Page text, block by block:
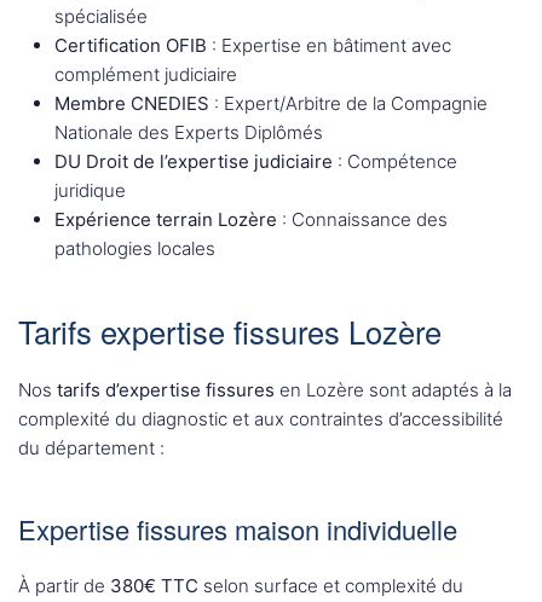
spécialisée
Certification OFIB : Expertise en bâtiment avec
complément judiciaire
Membre CNEDIES : Expert/Arbitre de la Compagnie
Nationale des Experts Diplômés
DU Droit de l’expertise judiciaire : Compétence
juridique
Expérience terrain Lozère : Connaissance des
pathologies locales
Tarifs expertise fissures Lozère
Nos tarifs d’expertise fissures en Lozère sont adaptés à la
complexité du diagnostic et aux contraintes d’accessibilité
du département :
Expertise fissures maison individuelle
À partir de 380€ TTC selon surface et complexité du